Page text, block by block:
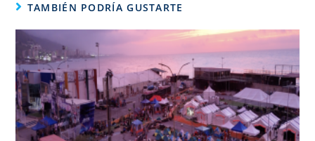
TAMBIÉN PODRÍA GUSTARTE